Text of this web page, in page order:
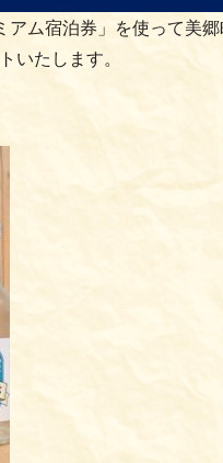
ム宿泊券」を使って美
たします。